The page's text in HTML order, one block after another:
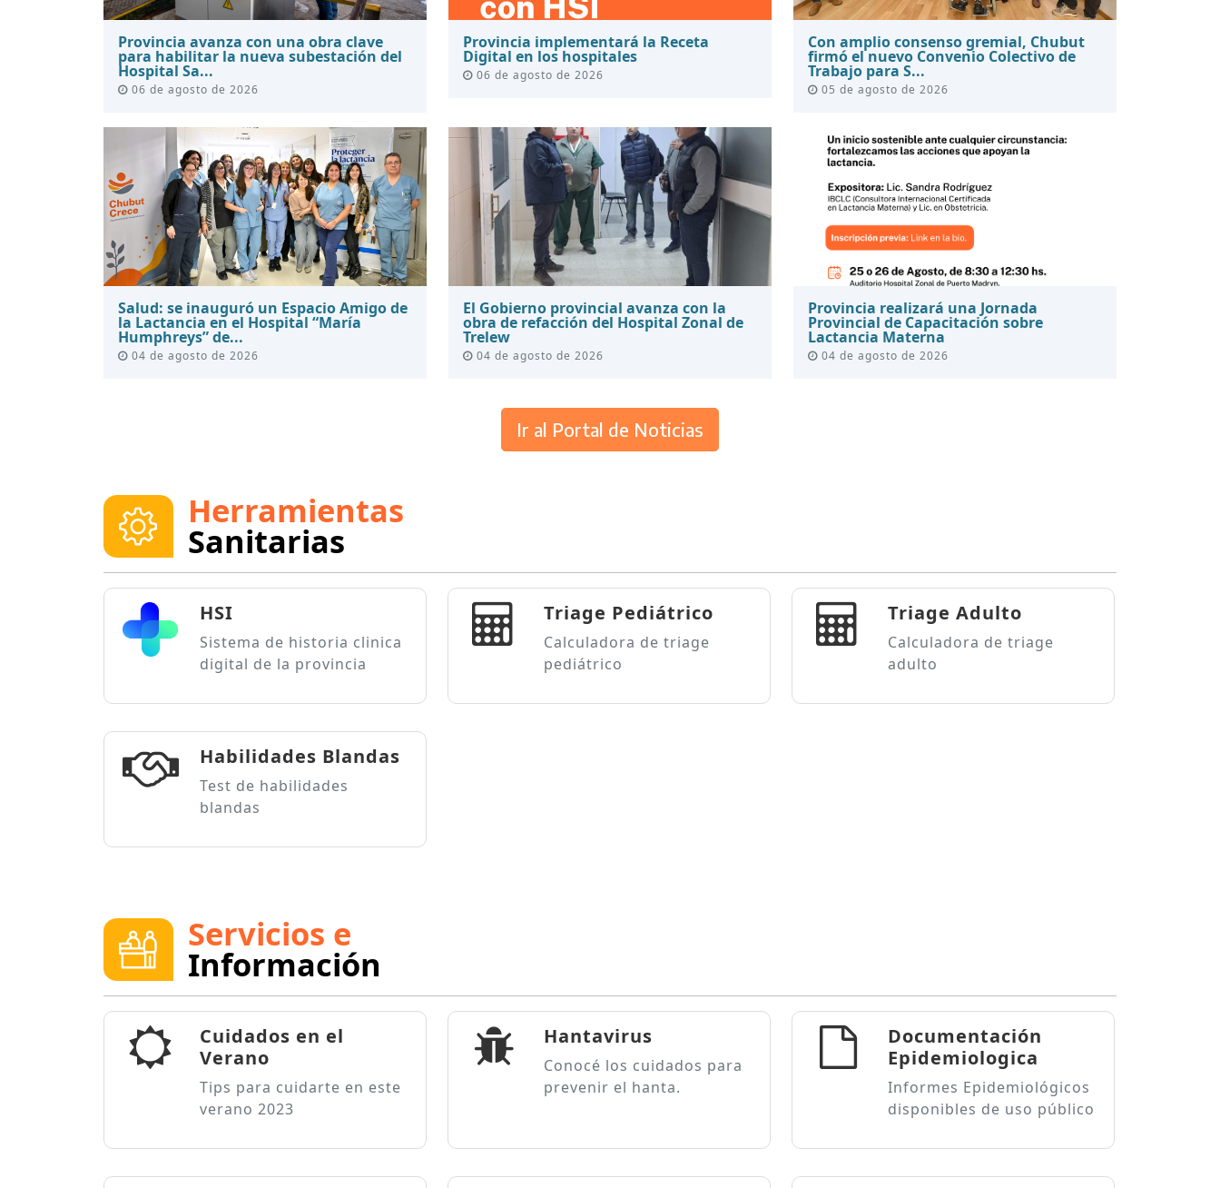
Provincia avanza con una obra clave
para habilitar la nueva subestación del
Hospital Sa...
06 de agosto de 2026
Provincia implementará la Receta
Digital en los hospitales
06 de agosto de 2026
Con amplio consenso gremial, Chubut
firmó el nuevo Convenio Colectivo de
Trabajo para S...
05 de agosto de 2026
Salud: se inauguró un Espacio Amigo de
la Lactancia en el Hospital “María
Humphreys” de...
04 de agosto de 2026
El Gobierno provincial avanza con la
obra de refacción del Hospital Zonal de
Trelew
04 de agosto de 2026
Provincia realizará una Jornada
Provincial de Capacitación sobre
Lactancia Materna
04 de agosto de 2026
Ir al Portal de Noticias
Herramientas
Sanitarias
HSI
Sistema de historia clinica
digital de la provincia
Triage Pediátrico
Calculadora de triage
pediátrico
Triage Adulto
Calculadora de triage
adulto
Habilidades Blandas
Test de habilidades
blandas
Servicios e
Información
Cuidados en el
Verano
Tips para cuidarte en este
verano 2023
Hantavirus
Conocé los cuidados para
prevenir el hanta.
Documentación
Epidemiologica
Informes Epidemiológicos
disponibles de uso público